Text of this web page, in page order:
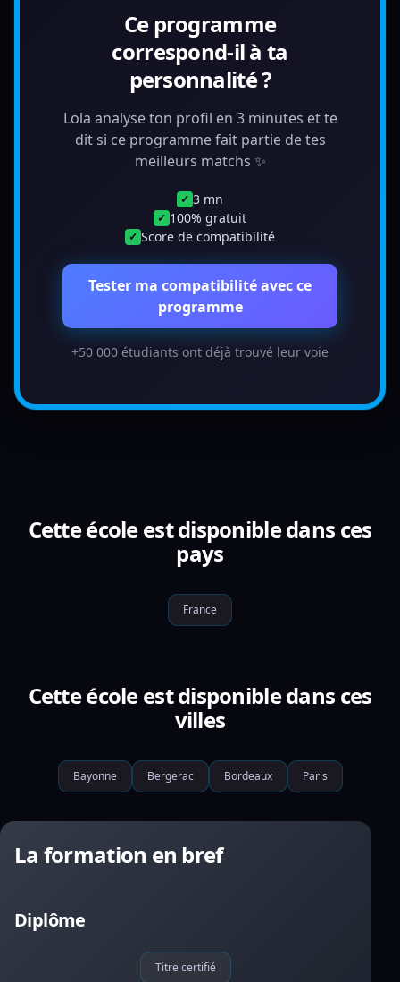
Ce programme
correspond-il à ta
personnalité ?
Lola analyse ton profil en 3 minutes et te
dit si ce programme fait partie de tes
meilleurs matchs ✨
✓ 3 mn
✓ 100% gratuit
✓ Score de compatibilité
Tester ma compatibilité avec ce
programme
+50 000 étudiants ont déjà trouvé leur voie
Cette école est disponible dans ces
pays
France
Cette école est disponible dans ces
villes
Bayonne Bergerac Bordeaux Paris
La formation en bref
Diplôme
Titre certifié